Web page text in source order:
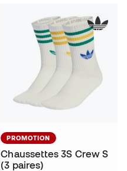
PROMOTION
Chaussettes 3S Crew S
(3 paires)